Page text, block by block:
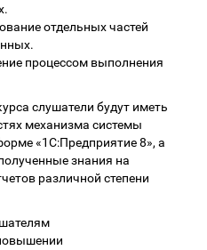
отдельных частей
процессом выполнения
слушатели будут иметь
механизма системы
«1С:Предприятие 8», а
знания на
различной степени